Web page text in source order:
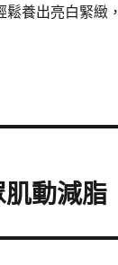
養出亮白緊緻，
動減脂